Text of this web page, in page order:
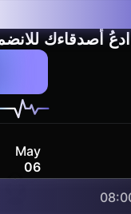
ادعُ أصدقاءك
May
06